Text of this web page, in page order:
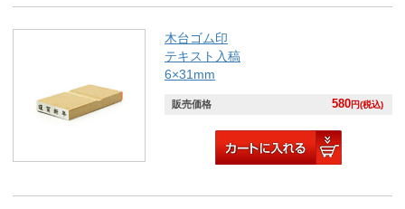
木台ゴム印
テキスト入稿
6×31mm
販売価格 580円(税込)